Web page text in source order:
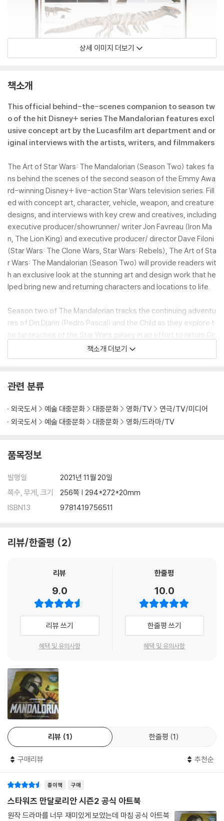
상세 이미지 더보기
책소개
This official behind-the-scenes companion to season tw
o of the hit Disney+ series The Mandalorian features excl
usive concept art by the Lucasfilm art department and or
iginal interviews with the artists, writers, and filmmakers
The Art of Star Wars: The Mandalorian (Season Two) takes fa
ns behind the scenes of the second season of the Emmy Awa
rd-winning Disney+ live-action Star Wars television series. Fill
ed with concept art, character, vehicle, weapon, and creature
designs, and interviews with key crew and creatives, including
executive producer/showrunner/ writer Jon Favreau (Iron Ma
n, The Lion King) and executive producer/ director Dave Filoni
(Star Wars: The Clone Wars, Star Wars: Rebels), The Art of Sta
r Wars: The Mandalorian (Season Two) will provide readers wit
h an exclusive look at the stunning art and design work that he
lped bring new and returning characters and locations to life.
Season two of The Mandalorian tracks the continuing adventu
res of Din Djarin (Pedro Pascal) and the Child as they explore t
he far reaches of the Star Wars galaxy in an effort to return Gr
ogu to his people and stay one step ahead of Moff Gideon’s
(Giancarlo Esposito) Imperial remnant and squad of dark troo
ounters a cadre of new allies and forms tenuous alliances with
marshal Cobb Vanth (Timothy Olyphant), fellow Mandalorians
Bo-Katan (Katee Sackhoff) and Koska Reeves (Mercedes Var
rian (Season Two), readers will encounter early visual and con
eapons, ships, and armor, as well as the icy, lush, war-torn, an
d razed planets that serve as crucial stepping stones in Djarin
and Grogu’s quest.
e director Doug Chiang (Star Wars: The Force Awakens, Rogu
tment “visualists” undertook the challenge of continuing to p
ush the boundaries of Star Wars storytelling while also transla
ting Ahsoka Tano from animation to live action and updating t
he look of the legendary Boba Fett. The Art of Star Wars: The
Mandalorian (Season Two) is the only book to explore the arti
stic vision for this groundbreaking sophomore season, taking
readers on a deep dive into the development of the next cha
he filmmakers and the Lucasfilm visualists provide a running c
ommentary on The Mandalorian’s innovative art and design, re
vealing the inspiration behind the look and feel of the series.
**SEASON TWO burst is a removable sticker**
책소개 더보기
관련 분류
외국도서 예술 대중문화 대중문화 영화/TV
연극/TV/미디어
외국도서
예술 대중문화 대중문화 영화/드라마/TV
품목정보
발행일
2021년 11월 20일
쪽수, 무게, 크기
256쪽 | 294*272*20mm
ISBN13
9781419756511
리뷰/한줄평 2
리뷰
9.0
리뷰 쓰기
혜택 및 유의사항
한줄평
10.0
한줄평 쓰기
혜택 및 유의사항
리뷰 1 한줄평 1
구매리뷰 추천순
종이책 구매
스타워즈 만달로리안 시즌2 공식 아트북
원작 드라마를 너무 재미있게 보았는데 마침 공식 아트북